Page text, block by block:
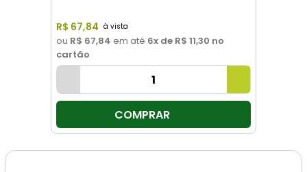
R$ 67,84
ou R$ 67,84 em até 6x de R$ 11,30 no
cartão
COMPRAR